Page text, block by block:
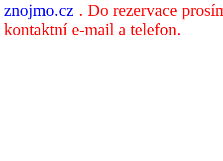
znojmo.cz . Do rezervace
kontaktní e-mail a telefon.